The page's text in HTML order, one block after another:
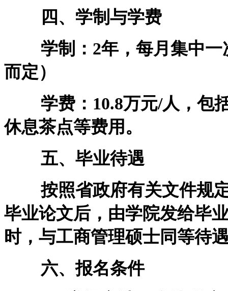
四、学制与学费
学制：2年，每月集中一
而定）
学费：10.8万元/人，包括
休息茶点等费用。
五、毕业待遇
按照省政府有关文件规定
毕业论文后，由学院发给毕
时，与工商管理硕士同等待
六、报名条件